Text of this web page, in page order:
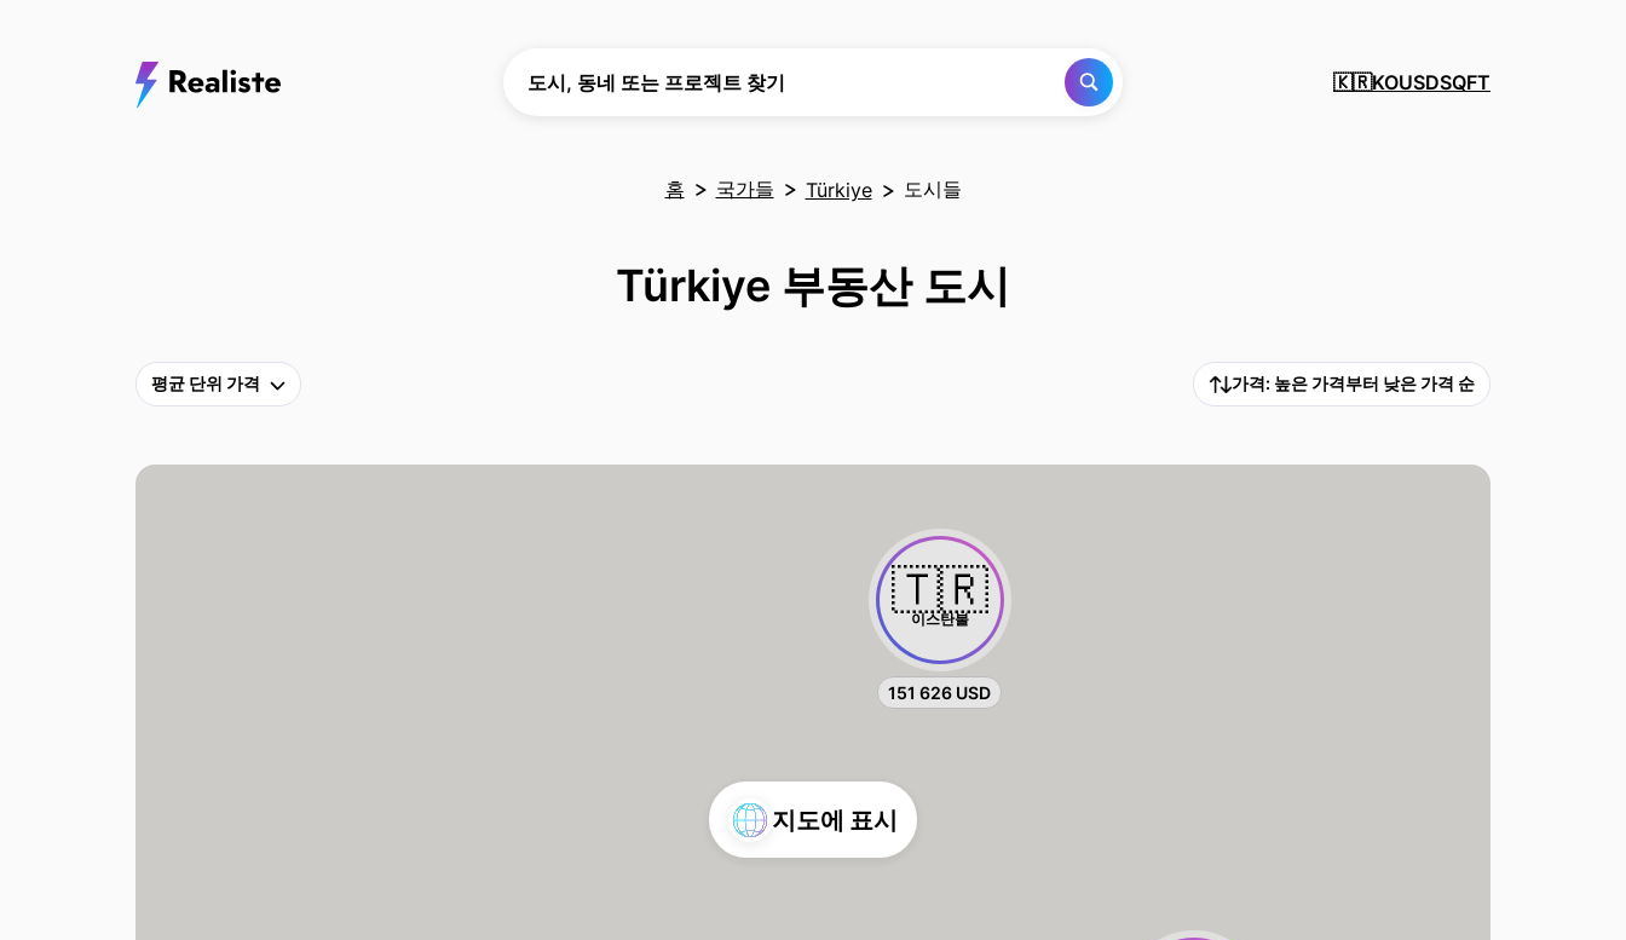
도시, 동네 또는 프로젝트 찾기
🇰🇷KOUSDSQFT
홈 국가들 Türkiye 도시들
Türkiye 부동산 도시
평균 단위 가격 가격: 높은 가격부터 낮은 가격 순
🇹🇷
이스탄불
151 626 USD
지도에 표시